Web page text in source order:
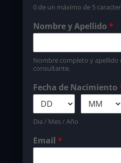
0 de un máximo de 5
Nombre y Apellido *
Nombre completo y apellido
consultante.
Fecha de Nacimiento
Dia / Mes / Año
Email *